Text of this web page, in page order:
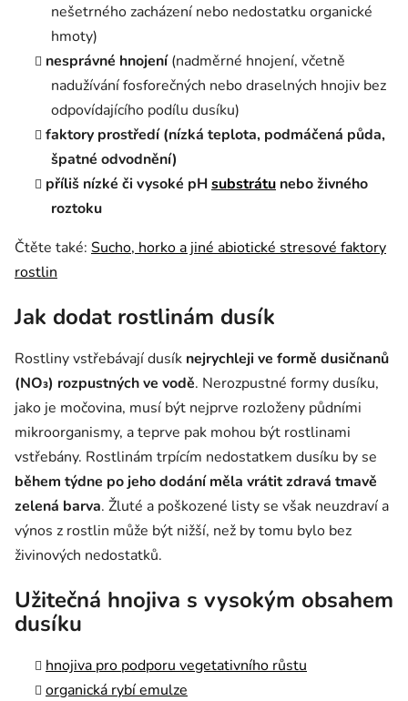
nešetrného zacházení nebo nedostatku organické
hmoty)
nesprávné hnojení(nadměrné hnojení, včetně
nadužívání fosforečných nebo draselných hnojiv bez
odpovídajícího podílu dusíku)
faktory prostředí (nízká teplota, podmáčená půda,
špatné odvodnění)
příliš nízké či vysoké pHsubstrátu nebo živného
roztoku
Čtěte také: Sucho, horko a jiné abiotické stresové faktory
rostlin
Jak dodat rostlinám dusík
Rostliny vstřebávají dusík nejrychleji ve formě dusičnanů
(NO₃) rozpustných ve vodě. Nerozpustné formy dusíku,
jako je močovina, musí být nejprve rozloženy půdními
mikroorganismy, a teprve pak mohou být rostlinami
vstřebány. Rostlinám trpícím nedostatkem dusíku by se
během týdne po jeho dodání měla vrátit zdravá tmavě
zelená barva. Žluté a poškozené listy se však neuzdraví a
výnos z rostlin může být nižší, než by tomu bylo bez
živinových nedostatků.
Užitečná hnojiva s vysokým obsahem
dusíku
hnojiva pro podporu vegetativního růstu
organická rybí emulze